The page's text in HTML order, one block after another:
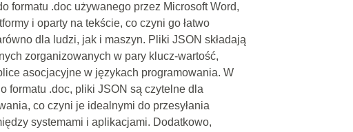
formatu .doc używanego przez Microsoft Word,
i oparty na tekście, co czyni go łatwo
dla ludzi, jak i maszyn. Pliki JSON składają
zorganizowanych w pary klucz-wartość,
asocjacyjne w językach programowania. W
formatu .doc, pliki JSON są czytelne dla
co czyni je idealnymi do przesyłania
systemami i aplikacjami. Dodatkowo,